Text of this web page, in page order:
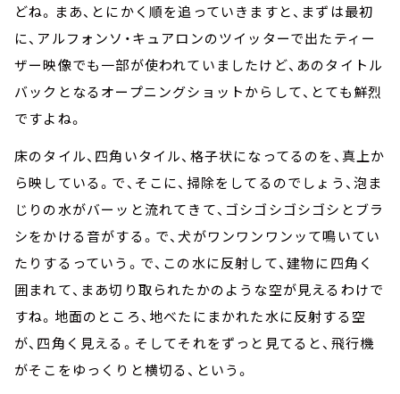
どね。まあ、とにかく順を追っていきますと、まずは最初
に、アルフォンソ・キュアロンのツイッターで出たティー
ザー映像でも一部が使われていましたけど、あのタイトル
バックとなるオープニングショットからして、とても鮮烈
ですよね。
床のタイル、四角いタイル、格子状になってるのを、真上か
ら映している。で、そこに、掃除をしてるのでしょう、泡ま
じりの水がバーッと流れてきて、ゴシゴシゴシゴシとブラ
シをかける音がする。で、犬がワンワンワンッて鳴いてい
たりするっていう。で、この水に反射して、建物に四角く
囲まれて、まあ切り取られたかのような空が見えるわけで
すね。地面のところ、地べたにまかれた水に反射する空
が、四角く見える。そしてそれをずっと見てると、飛行機
がそこをゆっくりと横切る、という。